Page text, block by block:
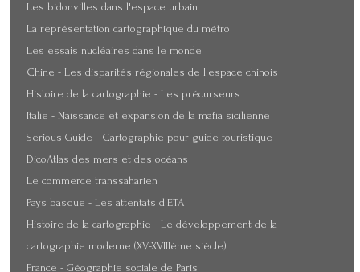
Les bidonvilles dans l'espace urbain
La représentation cartographique du métro
Les essais nucléaires dans le monde
Chine - Les disparités régionales de l'espace chinois
Histoire de la cartographie - Les précurseurs
Italie - Naissance et expansion de la mafia sicilienne
Serious Guide - Cartographie pour guide touristique
DicoAtlas des mers et des océans
Le commerce transsaharien
Pays basque - Les attentats d'ETA
Histoire de la cartographie - Le développement de la
cartographie moderne (XV-XVIIIème siècle)
France - Géographie sociale de Paris